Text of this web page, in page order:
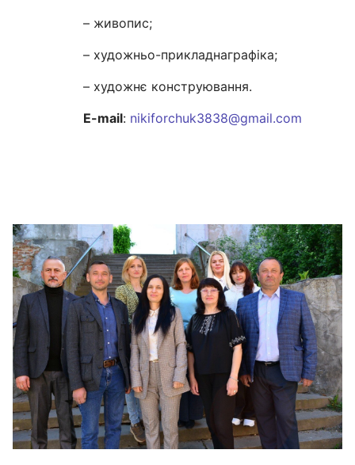
– живопис;
– художньо-прикладнаграфіка;
– художнє конструювання.
E-mail: nikiforchuk3838@gmail.com